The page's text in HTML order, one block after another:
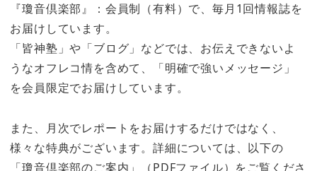
『瓊音倶楽部』：会員制（有料）で、毎月1回情報誌を
お届けしています。
「皆神塾」や「ブログ」などでは、お伝えできないよ
うなオフレコ情を含めて、「明確で強いメッセージ」
を会員限定でお届けしています。
また、月次でレポートをお届けするだけではなく、
様々な特典がございます。詳細については、以下の
「瓊音倶楽部のご案内」（PDFファイル）をご覧くださ